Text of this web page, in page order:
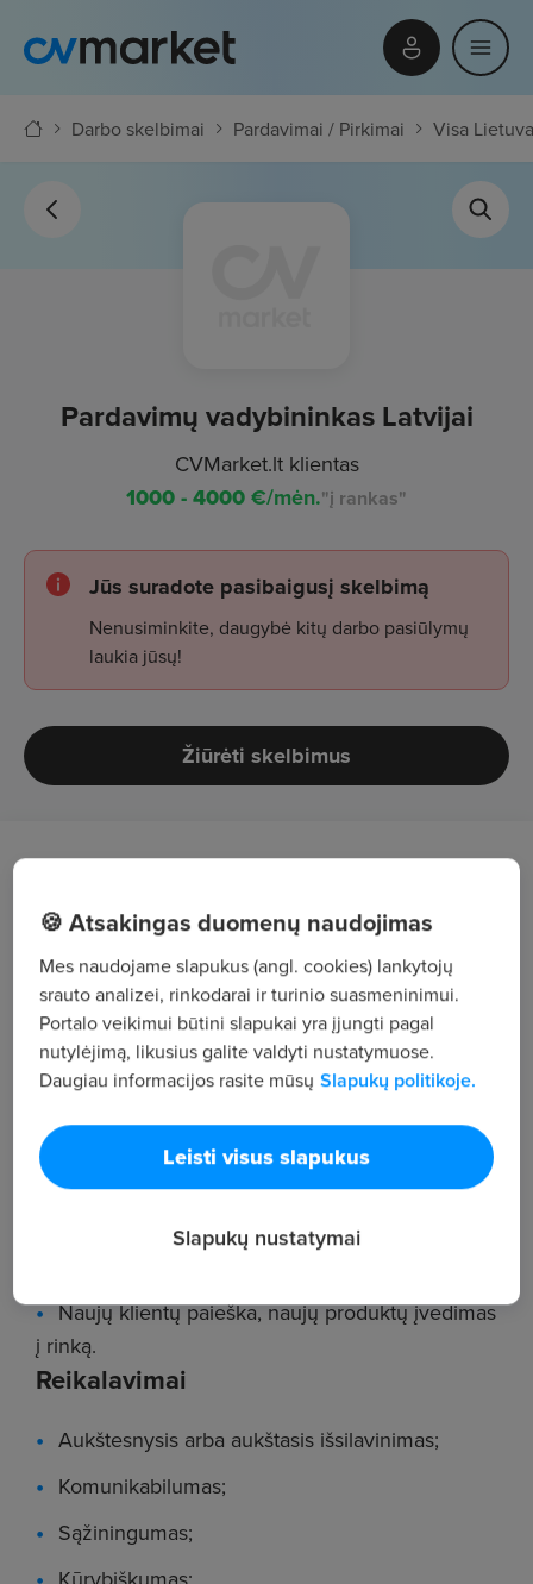
Darbo skelbimai Pardavimai / Pirkimai Visa Lietuva
Pardavimų vadybininkas Latvijai
CVMarket.lt klientas
1000 - 4000€/mėn."į rankas"
Jūs suradote pasibaigusį skelbimą
Nenusiminkite, daugybė kitų darbo pasiūlymų
laukia jūsų!
Žiūrėti skelbimus
Esamų ir naujų klientų priežiūra;
Ilgalaikio bendradarbiavimo su jais palaikymas,
klientų lankymas;
Sutarčių sudarymas ir priežiūra, pasiūlymų
teikimas;
Problemų sprendimas;
Prekių tiekimo klientams planavimas,
Naujų klientų paieška, naujų produktų įvedimas
į rinką.
Reikalavimai
Aukštesnysis arba aukštasis išsilavinimas;
Komunikabilumas;
Sąžiningumas;
🍪 Atsakingas duomenų naudojimas
Mes naudojame slapukus (angl. cookies) lankytojų
srauto analizei, rinkodarai ir turinio suasmeninimui.
Portalo veikimui būtini slapukai yra įjungti pagal
nutylėjimą, likusius galite valdyti nustatymuose.
Daugiau informacijos rasite mūsų Slapukų politikoje.
Leisti visus slapukus
Slapukų nustatymai